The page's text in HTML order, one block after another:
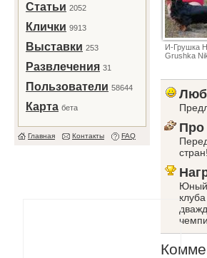
Статьи 2052
Клички 9913
Выставки 253
Развлечения 31
Пользователи 58644
Карта бета
Главная Контакты FAQ
И-Грушка
Grushka
Про
Юный